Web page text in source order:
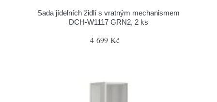
Sada jídelních židlí s vratným mechanismem
DCH-W1117 GRN2, 2 ks
4 699 Kč